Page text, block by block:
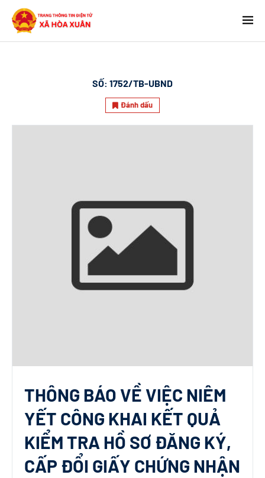
SỐ: 1752/TB-UBND
Đánh dấu
THÔNG BÁO VỀ VIỆC NIÊM
YẾT CÔNG KHAI KẾT QUẢ
KIỂM TRA HỒ SƠ ĐĂNG KÝ,
CẤP ĐỔI GIẤY CHỨNG NHẬN